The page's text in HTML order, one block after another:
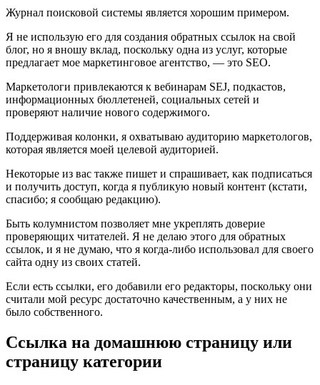
Журнал поисковой системы является хорошим примером.
Я не использую его для создания обратных ссылок на свой
блог, но я вношу вклад, поскольку одна из услуг, которые
предлагает мое маркетинговое агентство, — это SEO.
Маркетологи привлекаются к вебинарам SEJ, подкастов,
информационных бюллетеней, социальных сетей и
проверяют наличие нового содержимого.
Поддерживая колонки, я охватываю аудиторию маркетологов,
которая является моей целевой аудиторией.
Некоторые из вас также пишет и спрашивает, как подписаться
и получить доступ, когда я публикую новый контент (кстати,
спасибо; я сообщаю редакцию).
Быть колумнистом позволяет мне укреплять доверие
проверяющих читателей. Я не делаю этого для обратных
ссылок, и я не думаю, что я когда-либо использовал для своего
сайта одну из своих статей.
Если есть ссылки, его добавили его редакторы, поскольку они
считали мой ресурс достаточно качественным, а у них не
было собственного.
Ссылка на домашнюю страницу или
страницу категории